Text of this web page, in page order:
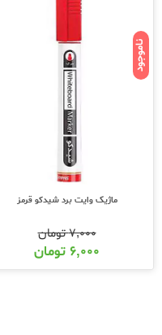
ناموجود
ماژیک وایت برد شیدکو قرمز
۷,۰۰۰تومان
۶,۰۰۰ تومان